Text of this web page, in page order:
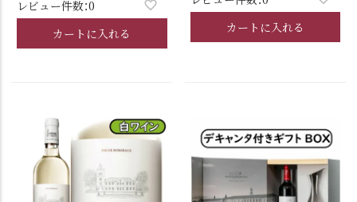
レビュー件数：0
カートに入れる
カートに入れる